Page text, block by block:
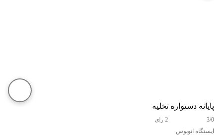
پایانه دستواره تخلیه
3/0
2 رای
ایستگاه اتوبوس